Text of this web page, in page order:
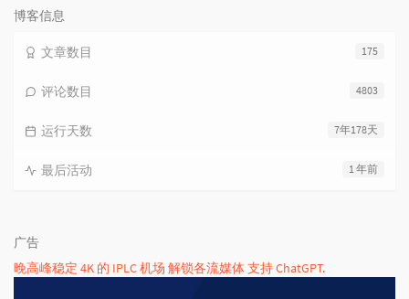
数:
博客信息
175
文章数目
4803
评论数目
7年178天
运行天数
1 年前
最后活动
广告
晚高峰稳定 4K 的 IPLC 机场 解锁各流媒体 支持 ChatGPT.